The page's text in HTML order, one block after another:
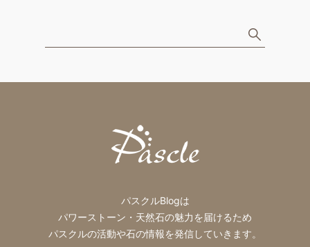
パスクルBlogは
パワーストーン・天然石の魅力を届けるため
パスクルの活動や石の情報を発信していきます。